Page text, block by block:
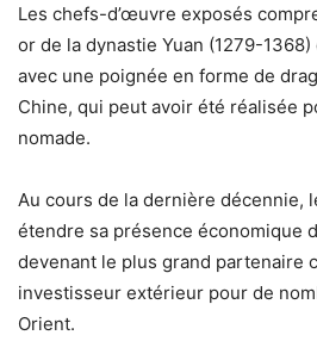
Les chefs-d’œuvre exposés
or de la dynastie Yuan (1279-
avec une poignée en forme de
Chine, qui peut avoir été réalisée
nomade.
Au cours de la dernière décennie,
étendre sa présence économique
devenant le plus grand partenaire
investisseur extérieur pour de
Orient.